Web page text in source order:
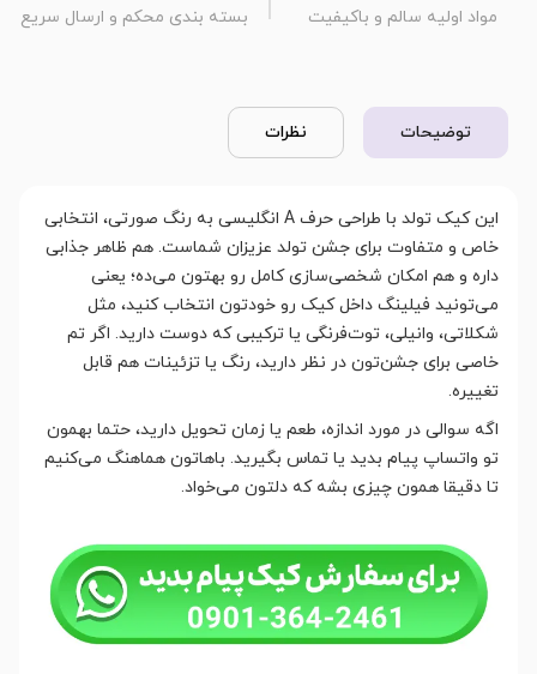
مواد اولیه سالم و باکیفیت بسته بندی محکم و ارسال سریع
توضیحات نظرات
این کیک تولد با طراحی حرف A انگلیسی به رنگ صورتی، انتخابی
خاص و متفاوت برای جشن تولد عزیزان شماست. هم ظاهر جذابی
داره و هم امکان شخصی‌سازی کامل رو بهتون می‌ده؛ یعنی
می‌تونید فیلینگ داخل کیک رو خودتون انتخاب کنید، مثل
شکلاتی، وانیلی، توت‌فرنگی یا ترکیبی که دوست دارید. اگر تم
خاصی برای جشن‌تون در نظر دارید، رنگ یا تزئینات هم قابل
تغییره.
اگه سوالی در مورد اندازه، طعم یا زمان تحویل دارید، حتما بهمون
تو واتساپ پیام بدید یا تماس بگیرید. باهاتون هماهنگ می‌کنیم
تا دقیقا همون چیزی بشه که دلتون می‌خواد.